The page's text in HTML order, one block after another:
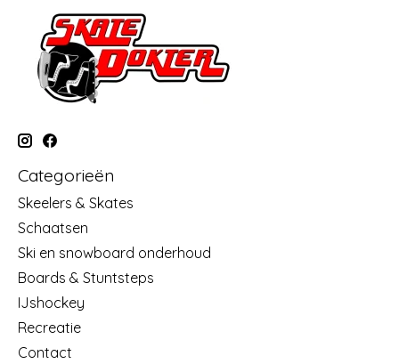
Categorieën
Skeelers & Skates
Schaatsen
Ski en snowboard onderhoud
Boards & Stuntsteps
IJshockey
Recreatie
Contact